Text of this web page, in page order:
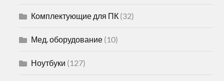
Комплектующие для ПК (32)
Мед. оборудование (10)
Ноутбуки (127)